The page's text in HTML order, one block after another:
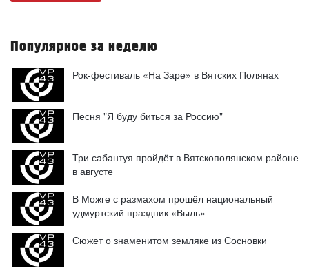
Популярное за неделю
Рок-фестиваль «На Заре» в Вятских Полянах
Песня "Я буду биться за Россию"
Три сабантуя пройдёт в Вятскополянском районе
в августе
В Можге с размахом прошёл национальный
удмуртский праздник «Выль»
Сюжет о знаменитом земляке из Сосновки